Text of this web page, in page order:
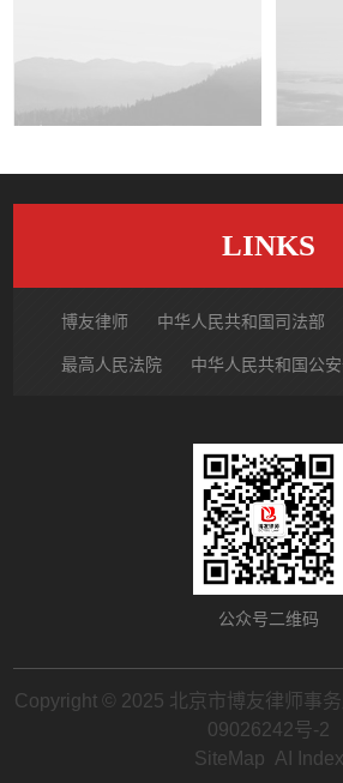
LINKS
博友律师 中华人民共和国司法部
最高人民法院 中华人民共和国公
北京市朝阳区律师协会 中国裁判文
公众号二维码
Copyright © 2025 北京市博友律师事
09026242号-2
SiteMap AI Index